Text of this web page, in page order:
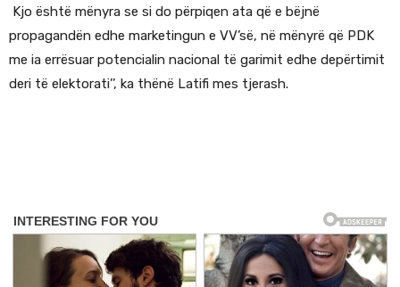
Kjo është mënyra se si do përpiqen ata që e bëjnë
propagandën edhe marketingun e VV’së, në mënyrë që PDK
me ia errësuar potencialin nacional të garimit edhe depërtimit
deri të elektorati’’, ka thënë Latifi mes tjerash.